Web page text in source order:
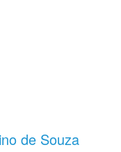
de Souza